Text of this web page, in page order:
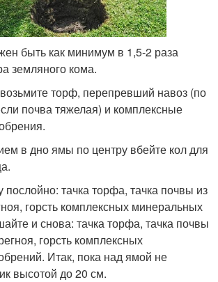
быть как минимум в 1,5-2 раза
земляного кома.
торф, перепревший навоз (по
почва тяжелая) и комплексные
в дно ямы по центру вбейте кол для
тачка торфа, тачка почвы из
горсть комплексных минеральных
и снова: тачка торфа, тачка почвы
горсть комплексных
Итак, пока над ямой не
высотой до 20 см.